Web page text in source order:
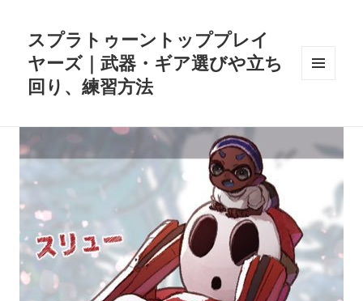
スプラトゥーントッププレイ
ヤーズ｜武器・ギア選びや立ち
回り、練習方法
ット